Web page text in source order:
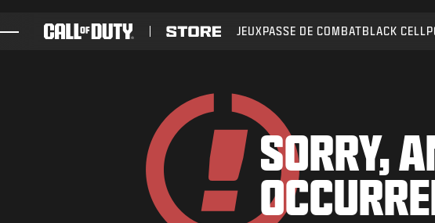
JEUX PASSE DE COMBAT BLACK CELL
SORRY,